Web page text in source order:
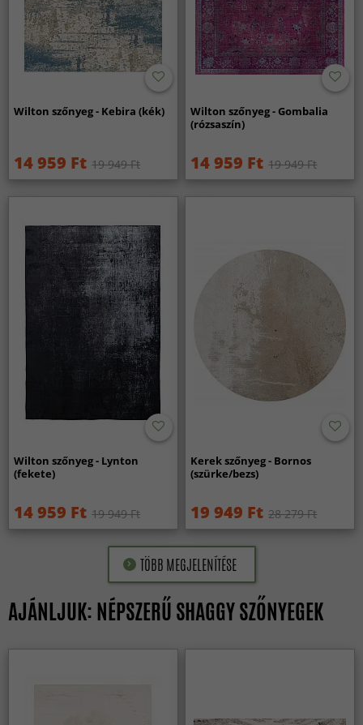
Wilton szőnyeg - Kebira (kék)
14 959 Ft 19 949 Ft
Wilton szőnyeg - Gombalia
(rózsaszín)
14 959 Ft 19 949 Ft
Wilton szőnyeg - Lynton
(fekete)
14 959 Ft 19 949 Ft
Kerek szőnyeg - Bornos
(szürke/bezs)
19 949 Ft 28 279 Ft
TÖBB MEGJELENÍTÉSE
AJÁNLJUK: NÉPSZERŰ SHAGGY SZŐNYEGEK